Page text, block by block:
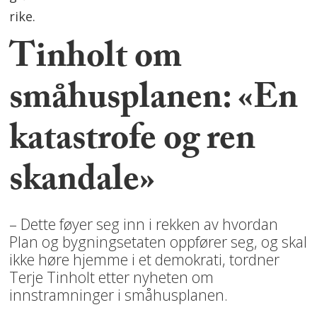
rike.
Tinholt om
småhusplanen: «En
katastrofe og ren
skandale»
– Dette føyer seg inn i rekken av hvordan
Plan og bygningsetaten oppfører seg, og skal
ikke høre hjemme i et demokrati, tordner
Terje Tinholt etter nyheten om
innstramninger i småhusplanen.